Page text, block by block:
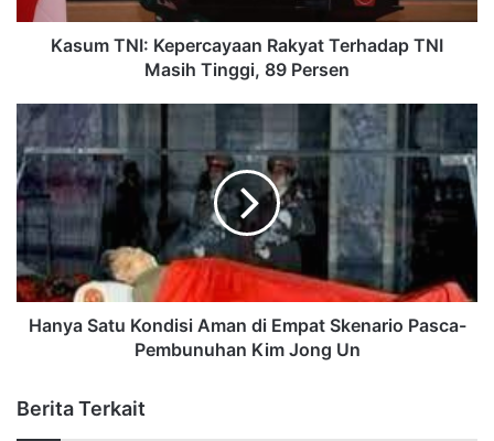
Kasum TNI: Kepercayaan Rakyat Terhadap TNI
Masih Tinggi, 89 Persen
Hanya Satu Kondisi Aman di Empat Skenario Pasca-
Pembunuhan Kim Jong Un
Berita Terkait